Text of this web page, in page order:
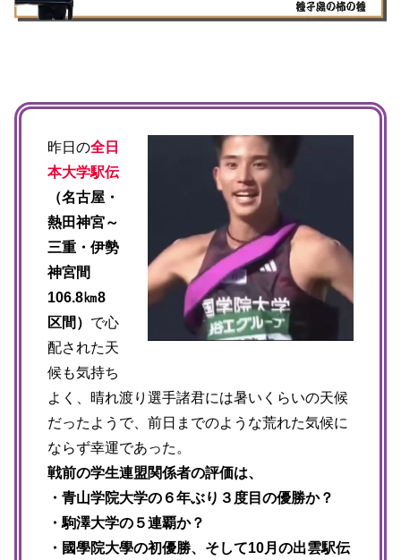
昨日の全日
本大学駅伝
（名古屋・
熱田神宮～
三重・伊勢
神宮間
106.8㎞8
区間） で心
配された天
候も気持ち
よく、晴れ渡り選手諸君には暑いくらいの天候
だったようで、前日までのような荒れた気候に
ならず幸運であった。
戦前の学生連盟関係者の評価は、
・青山学院大学の６年ぶり３度目の優勝か？
・駒澤大学の５連覇か？
・國學院大學の初優勝、そして10月の出雲駅伝